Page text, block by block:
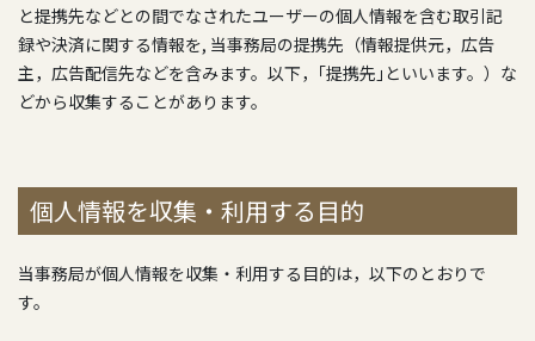
と提携先などとの間でなされたユーザーの個人情報を含む取引記
録や決済に関する情報を, 当事務局の提携先（情報提供元，広告
主，広告配信先などを含みます。以下，｢提携先｣といいます。）な
どから収集することがあります。
個人情報を収集・利用する目的
当事務局が個人情報を収集・利用する目的は，以下のとおりで
す。